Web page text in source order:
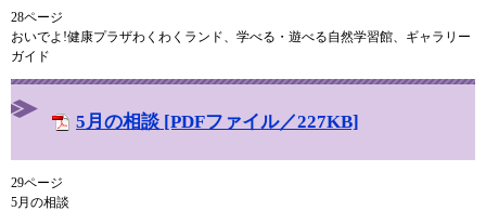
28ページ
おいでよ!健康プラザわくわくランド、学べる・遊べる自然学習館、ギャラリー
ガイド
5月の相談 [PDFファイル／227KB]
29ページ
5月の相談